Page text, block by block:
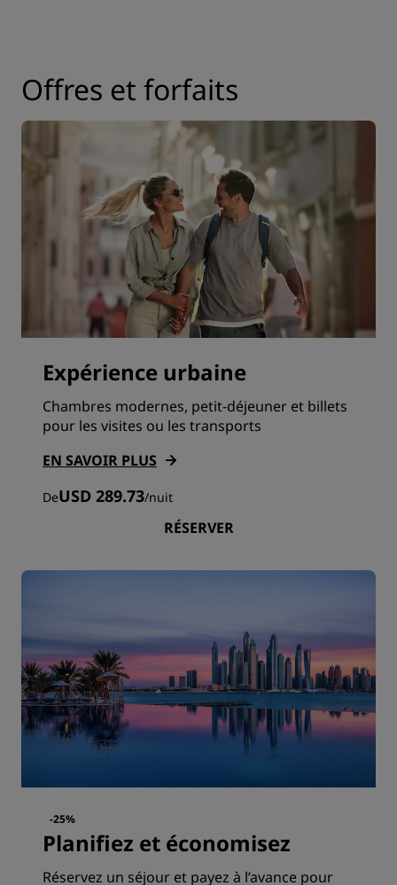
Offres et forfaits
Expérience urbaine
Chambres modernes, petit-déjeuner et billets
pour les visites ou les transports
EN SAVOIR PLUS
DeUSD 289.73/nuit
RÉSERVER
-25%
Planifiez et économisez
Réservez un séjour et payez à l’avance pour